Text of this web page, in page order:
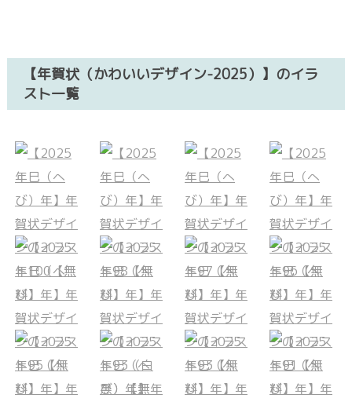
【年賀状（かわいいデザイン-2025）】のイラ
スト一覧